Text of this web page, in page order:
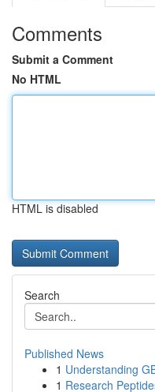
Comments
Submit a Comment
No HTML
HTML is disabled
Search
Published News
1 Understanding
1 Research